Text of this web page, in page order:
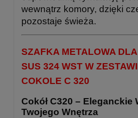
wewnątrz komory, dzięki
pozostaje świeża.
SZAFKA METALOWA
SUS 324 WST W
COKOLE C 320
Cokół C320 – Eleganckie
Twojego Wnętrza